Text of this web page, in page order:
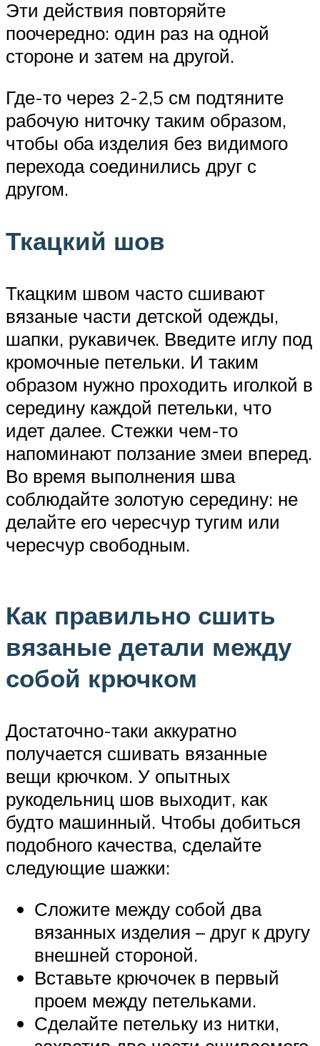
Эти действия повторяйте
поочередно: один раз на одной
стороне и затем на другой.
Где-то через 2-2,5 см подтяните
рабочую ниточку таким образом,
чтобы оба изделия без видимого
перехода соединились друг с
другом.
Ткацкий шов
Ткацким швом часто сшивают
вязаные части детской одежды,
шапки, рукавичек. Введите иглу под
кромочные петельки. И таким
образом нужно проходить иголкой в
середину каждой петельки, что
идет далее. Стежки чем-то
напоминают ползание змеи вперед.
Во время выполнения шва
соблюдайте золотую середину: не
делайте его чересчур тугим или
чересчур свободным.
Как правильно сшить
вязаные детали между
собой крючком
Достаточно-таки аккуратно
получается сшивать вязанные
вещи крючком. У опытных
рукодельниц шов выходит, как
будто машинный. Чтобы добиться
подобного качества, сделайте
следующие шажки:
Сложите между собой два
вязанных изделия – друг к другу
внешней стороной.
Вставьте крючочек в первый
проем между петельками.
Сделайте петельку из нитки,